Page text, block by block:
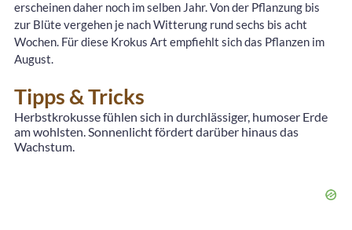
erscheinen daher noch im selben Jahr. Von der Pflanzung bis
zur Blüte vergehen je nach Witterung rund sechs bis acht
Wochen. Für diese Krokus Art empfiehlt sich das Pflanzen im
August.
Tipps & Tricks
Herbstkrokusse fühlen sich in durchlässiger, humoser Erde
am wohlsten. Sonnenlicht fördert darüber hinaus das
Wachstum.